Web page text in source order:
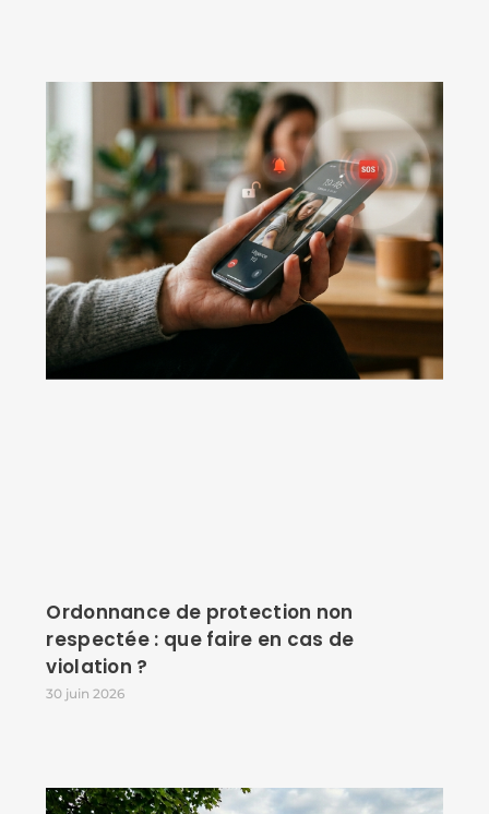
Ordonnance de protection non
respectée : que faire en cas de
violation ?
30 juin 2026